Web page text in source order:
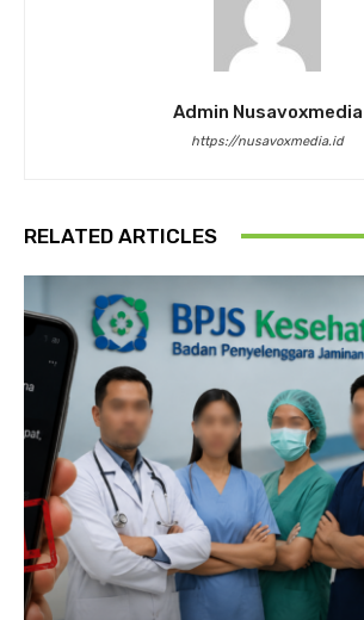
Admin Nusavoxmedia
https://nusavoxmedia.id
RELATED ARTICLES